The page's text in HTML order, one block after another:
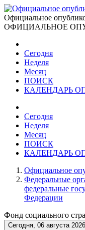
Официальное
ОФИЦИАЛЬНОЕ
Сегодня
Неделя
Месяц
ПОИСК
КАЛЕНДАРЬ
Сегодня
Неделя
Месяц
ПОИСК
КАЛЕНДАРЬ
Официальное
Федеральные
федеральные
Федерации
Фонд социального
Сегодня, 06 августа 2026